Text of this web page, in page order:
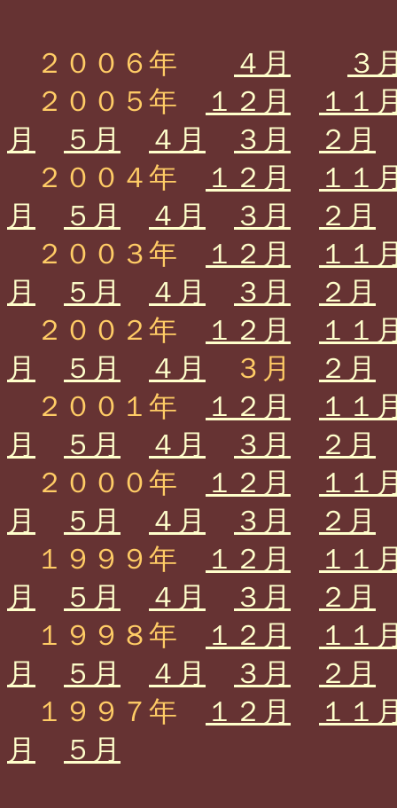
２００６年 ４月
３
２００５年
１２月
１１
月
５月 ４月 ３月
２月
２００４年
１２月
１１
月
５月 ４月 ３月
２月
２００３年
１２月
１１
月
５月 ４月 ３月
２月
２００２年
１２月
１１
月
５月 ４月 ３月
２月
２００１年
１２月
１１
月
５月 ４月 ３月
２月
２０００年
１２月
１１
月
５月 ４月 ３月
２月
１９９９年
１２月
１１
月
５月 ４月 ３月
２月
１９９８年
１２月
１１
月
５月 ４月 ３月
２月
１９９７年
１２月
１１
月
５月